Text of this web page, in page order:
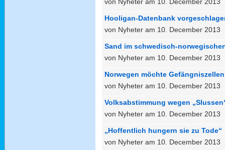
Hooligan-Datenbank
von Nyheter am 10. December 2013
Sand im schwedisch-
von Nyheter am 10. December 2013
Norwegen möchte
von Nyheter am 10. December 2013
Volksabstimmung wegen
von Nyheter am 10. December 2013
„Hoffentlich hungern sie zu Tode“
von Nyheter am 10. December 2013